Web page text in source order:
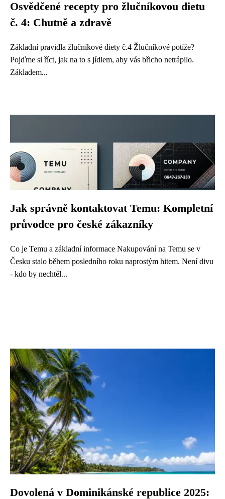
Osvědčené recepty pro žlučníkovou dietu
č. 4: Chutně a zdravě
Základní pravidla žlučníkové diety č.4 Žlučníkové potíže?
Pojďme si říct, jak na to s jídlem, aby vás břicho netrápilo.
Základem...
Jak správně kontaktovat Temu: Kompletní
průvodce pro české zákazníky
Co je Temu a základní informace Nakupování na Temu se v
Česku stalo během posledního roku naprostým hitem. Není divu
- kdo by nechtěl...
Dovolená v Dominikánské republice 2025: